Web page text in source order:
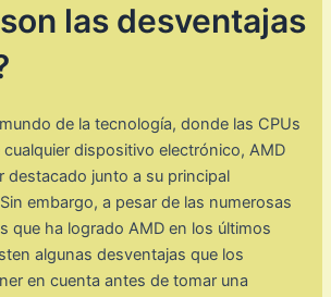
las desventajas
de la tecnología, donde las CPUs
dispositivo electrónico, AMD
destacado junto a su principal
embargo, a pesar de las numerosas
que ha logrado AMD en los últimos
algunas desventajas que los
en cuenta antes de tomar una